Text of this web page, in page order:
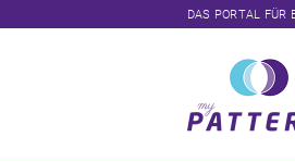
DAS PORTAL FÜR